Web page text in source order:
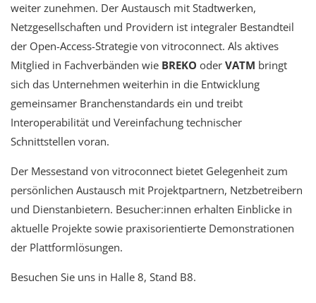
weiter zunehmen. Der Austausch mit Stadtwerken,
Netzgesellschaften und Providern ist integraler Bestandteil
der Open-Access-Strategie von vitroconnect. Als aktives
Mitglied in Fachverbänden wie BREKO oder VATM bringt
sich das Unternehmen weiterhin in die Entwicklung
gemeinsamer Branchenstandards ein und treibt
Interoperabilität und Vereinfachung technischer
Schnittstellen voran.
Der Messestand von vitroconnect bietet Gelegenheit zum
persönlichen Austausch mit Projektpartnern, Netzbetreibern
und Dienstanbietern. Besucher:innen erhalten Einblicke in
aktuelle Projekte sowie praxisorientierte Demonstrationen
der Plattformlösungen.
Besuchen Sie uns in Halle 8, Stand B8.